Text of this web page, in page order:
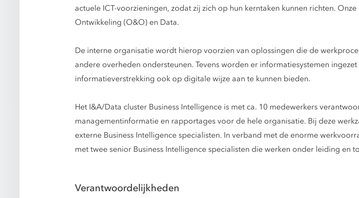
actuele ICT-voorzieningen, zodat zij zich op hun kerntaken kunnen richten.
Ontwikkeling (O&O) en Data.
De interne organisatie wordt hierop voorzien van oplossingen die de
andere overheden ondersteunen. Tevens worden er informatiesystemen
informatieverstrekking ook op digitale wijze aan te kunnen bieden.
Het I&A/Data cluster Business Intelligence is met ca. 10 medewerkers
managementinformatie en rapportages voor de hele organisatie. Bij deze
externe Business Intelligence specialisten. In verband met de enorme
met twee senior Business Intelligence specialisten die werken onder leiding en
Verantwoordelijkheden